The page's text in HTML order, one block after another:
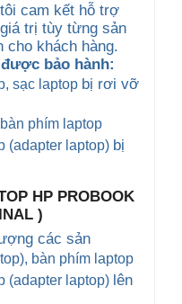
cam kết hỗ trợ
trị tùy từng sản
cho khách hàng.
bảo hành:
, sạc laptop bị rơi vỡ
phím laptop
(adapter laptop) bị
HP PROBOOK
)
các sản
bàn phím laptop
(adapter laptop) lên